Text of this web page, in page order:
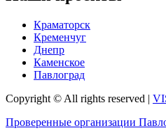
Краматорск
Кременчуг
Днепр
Каменское
Павлоград
Copyright © All rights reserved |
Проверенные организации